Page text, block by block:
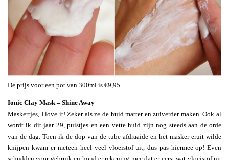
De prijs voor een pot van 300ml is €9,95.
Ionic Clay Mask – Shine Away
Maskertjes, I love it! Zeker als ze de huid matter en zuiverder maken. Ook al
wordt ik dit jaar 29, puistjes en een vette huid zijn nog steeds aan de orde
van de dag. Toen ik de dop van de tube afdraaide en het masker eruit wilde
knijpen kwam er meteen heel veel vloeistof uit, dus pas hiermee op! Even